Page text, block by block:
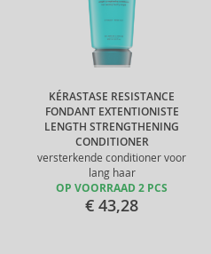
KÉRASTASE RESISTANCE
FONDANT EXTENTIONISTE
LENGTH STRENGTHENING
CONDITIONER
versterkende conditioner voor
lang haar
OP VOORRAAD 2 PCS
€ 43,28